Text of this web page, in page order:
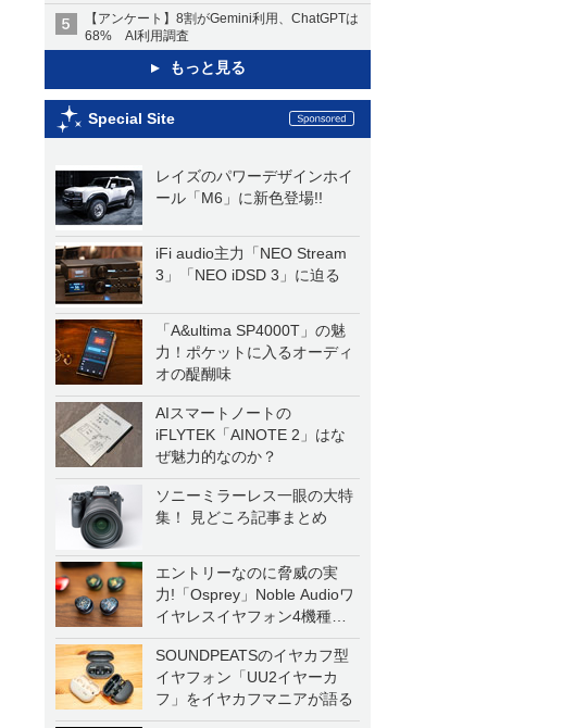
【アンケート】8割がGemini利用、ChatGPTは
68% AI利用調査
もっと見る
Special Site
レイズのパワーデザインホイ
ール「M6」に新色登場!!
iFi audio主力「NEO Stream
3」「NEO iDSD 3」に迫る
「A&ultima SP4000T」の魅
力！ポケットに入るオーディ
オの醍醐味
AIスマートノートの
iFLYTEK「AINOTE 2」はな
ぜ魅力的なのか？
ソニーミラーレス一眼の大特
集！ 見どころ記事まとめ
エントリーなのに脅威の実
力!「Osprey」Noble Audioワ
イヤレスイヤフォン4機種を
一気に聴く
SOUNDPEATSのイヤカフ型
イヤフォン「UU2イヤーカ
フ」をイヤカフマニアが語る